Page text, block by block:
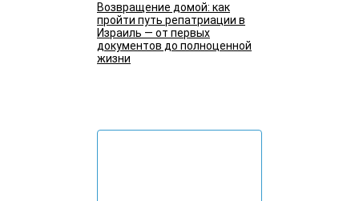
Возвращение домой: как
пройти путь репатриации в
Израиль — от первых
документов до полноценной
жизни